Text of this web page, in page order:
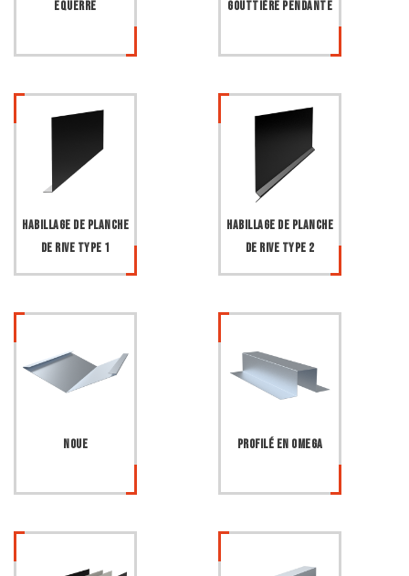
Equerre Gouttière pendante
Habillage de planche
de rive type 1
Habillage de planche
de rive type 2
Noue Profilé en Omega